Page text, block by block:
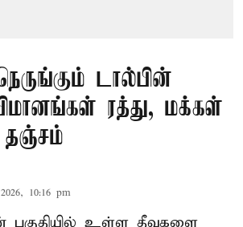
டால்பின்
ரத்து, மக்கள்
தஞ்சம்
10:16 pm
பகுதியில் உள்ள தீவுகளை